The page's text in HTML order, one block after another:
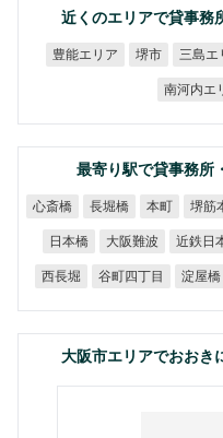
近くのエリアで貸事務
豊能エリア 堺市 三島エ
南河内エ
最寄り駅で貸事務所
心斎橋 長堀橋 本町 堺筋
日本橋 大阪難波 近鉄日
西長堀 谷町四丁目 淀屋橋
大阪市エリアでおおき